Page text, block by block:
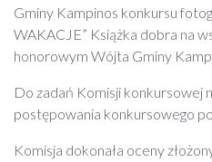
Gminy Kampinos konkursu
WAKACJE” Książka dobra na
honorowym Wójta Gminy
Do zadań Komisji konkursowej
postępowania konkursowego
Komisja dokonała oceny